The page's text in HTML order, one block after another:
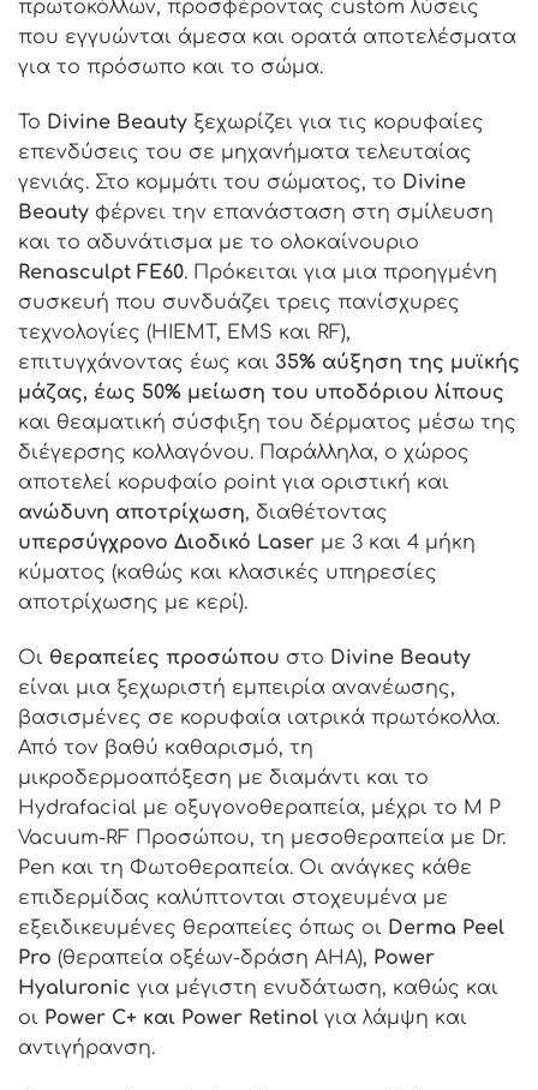
πρωτοκόλλων, προσφέροντας custom λύσεις
που εγγυώνται άμεσα και ορατά αποτελέσματα
για το πρόσωπο και το σώμα.
Το Divine Beauty ξεχωρίζει για τις κορυφαίες
επενδύσεις του σε μηχανήματα τελευταίας
γενιάς. Στο κομμάτι του σώματος, το Divine
Beauty φέρνει την επανάσταση στη σμίλευση
και το αδυνάτισμα με το ολοκαίνουριο
Renasculpt FE60. Πρόκειται για μια προηγμένη
συσκευή που συνδυάζει τρεις πανίσχυρες
τεχνολογίες (HIEMT, EMS και RF),
επιτυγχάνοντας έως και 35% αύξηση της μυϊκής
μάζας, έως 50% μείωση του υποδόριου λίπους
και θεαματική σύσφιξη του δέρματος μέσω της
διέγερσης κολλαγόνου. Παράλληλα, ο χώρος
αποτελεί κορυφαίο point για οριστική και
ανώδυνη αποτρίχωση, διαθέτοντας
υπερσύγχρονο Διοδικό Laser με 3 και 4 μήκη
κύματος (καθώς και κλασικές υπηρεσίες
αποτρίχωσης με κερί).
Οι θεραπείες προσώπου στο Divine Beauty
είναι μια ξεχωριστή εμπειρία ανανέωσης,
βασισμένες σε κορυφαία ιατρικά πρωτόκολλα.
Από τον βαθύ καθαρισμό, τη
μικροδερμοαπόξεση με διαμάντι και το
Hydrafacial με οξυγονοθεραπεία, μέχρι το M P
Vacuum-RF Προσώπου, τη μεσοθεραπεία με Dr.
Pen και τη Φωτοθεραπεία. Οι ανάγκες κάθε
επιδερμίδας καλύπτονται στοχευμένα με
εξειδικευμένες θεραπείες όπως οι Derma Peel
Pro (θεραπεία οξέων-δράση AHA), Power
Hyaluronic για μέγιστη ενυδάτωση, καθώς και
οι Power C+ και Power Retinol για λάμψη και
αντιγήρανση.